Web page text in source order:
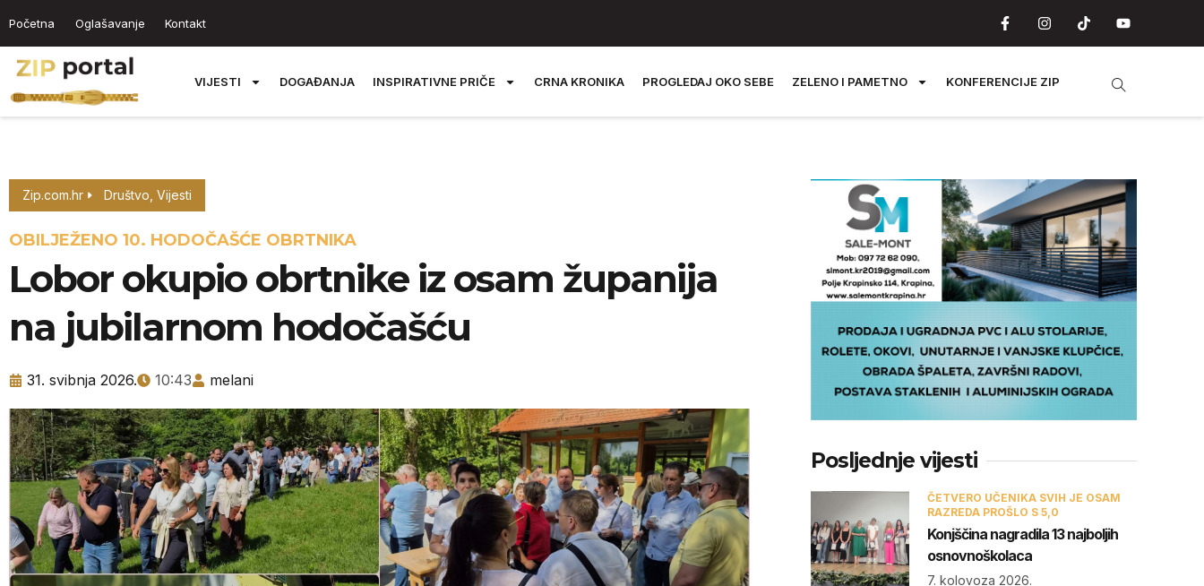
Početna Oglašavanje Kontakt
VIJESTI DOGAĐANJA INSPIRATIVNE PRIČE CRNA KRONIKA PROGLEDAJ OKO SEBE ZELENO I PAMETNO KONFERENCIJE ZIP
Zip.com.hr Društvo Vijesti
OBILJEŽENO 10. HODOČAŠĆE OBRTNIKA
Lobor okupio obrtnike iz osam županija
na jubilarnom hodočašću
31. svibnja 2026. 10:43 melani
Posljednje vijesti
ČETVERO UČENIKA SVIH JE OSAM
RAZREDA PROŠLO S 5,0
Konjščina nagradila 13 najboljih
osnovnoškolaca
7. kolovoza 2026.